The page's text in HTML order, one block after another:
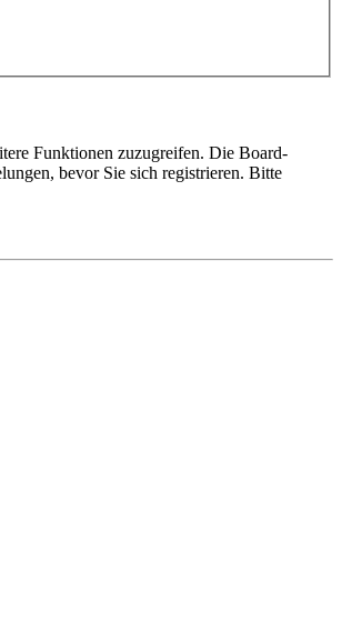
Funktionen zuzugreifen. Die Board-
bevor Sie sich registrieren. Bitte